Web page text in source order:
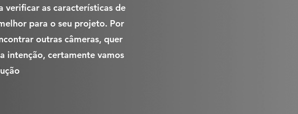
verificar as características de
para o seu projeto. Por
outras câmeras, quer
intenção, certamente vamos